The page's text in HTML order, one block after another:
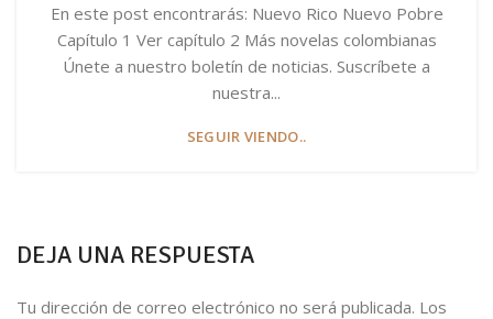
En este post encontrarás: Nuevo Rico Nuevo Pobre
Capítulo 1 Ver capítulo 2 Más novelas colombianas
Únete a nuestro boletín de noticias. Suscríbete a
nuestra...
SEGUIR VIENDO..
DEJA UNA RESPUESTA
Tu dirección de correo electrónico no será publicada. Los